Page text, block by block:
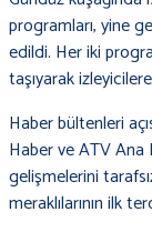
programları, yine
edildi. Her iki
taşıyarak
Haber bültenleri
Haber ve ATV Ana
gelişmelerini
meraklılarının ilk